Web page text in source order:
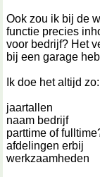
Ook zou ik bij de
functie precies
voor bedrijf? Het
bij een garage
Ik doe het altijd zo:
jaartallen
naam bedrijf
parttime of
afdelingen erbij
werkzaamheden